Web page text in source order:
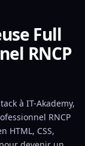
Full
RNCP
à IT-Akademy,
RNCP
HTML, CSS,